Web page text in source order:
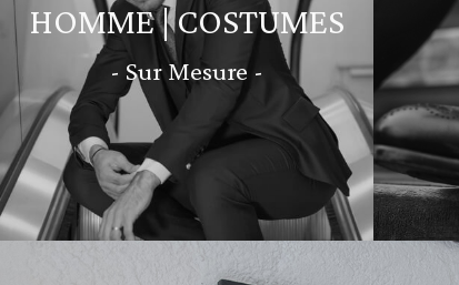
HOMME | COSTUMES
- Sur Mesure -